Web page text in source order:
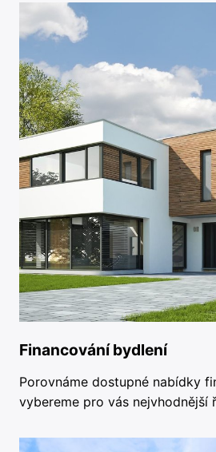
Financování bydlení
Porovnáme dostupné nabídky
vybereme pro vás nejvhodnější